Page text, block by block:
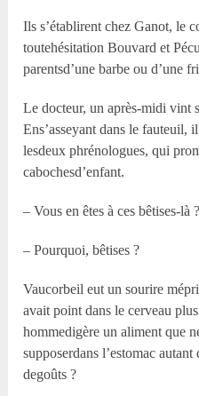
Ils s’établirent chez Ganot, le
toutehésitation Bouvard et
parentsd’une barbe ou d’une
Le docteur, un après-midi vint
Ens’asseyant dans le fauteuil,
lesdeux phrénologues, qui
cabochesd’enfant.
– Vous en êtes à ces bêtises-là
– Pourquoi, bêtises ?
Vaucorbeil eut un sourire
avait point dans le cerveau
hommedigère un aliment que
supposerdans l’estomac autant
degoûts ?